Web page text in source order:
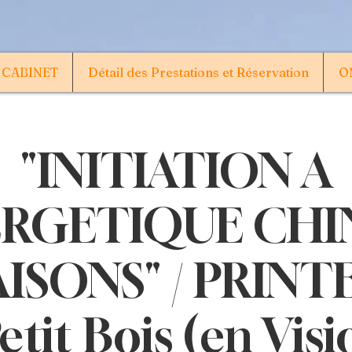
Détail des Prestations et Réservation
"INITIATION A
/
Bois (en